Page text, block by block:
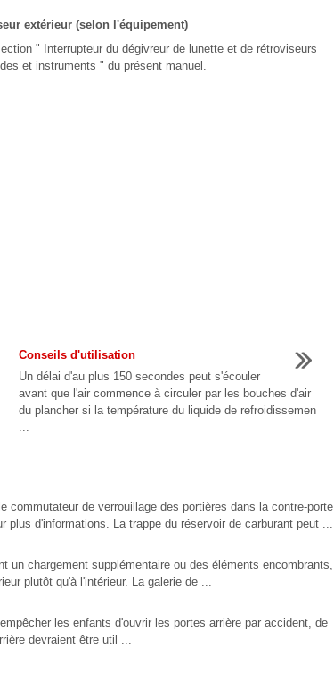
extérieur (selon l'équipement)
" Interrupteur du dégivreur de lunette et de rétroviseurs
et instruments " du présent manuel.
Conseils d'utilisation
Un délai d'au plus 150 secondes peut s'écouler
avant que l'air commence à circuler par les bouches d'air
du plancher si la température du liquide de refroidissemen
de verrouillage des portières dans la contre-porte
d'informations. La trappe du réservoir de carburant peut ...
un chargement supplémentaire ou des éléments encombrants,
plutôt qu'à l'intérieur. La galerie de ...
les enfants d'ouvrir les portes arrière par accident, de
devraient être util ...